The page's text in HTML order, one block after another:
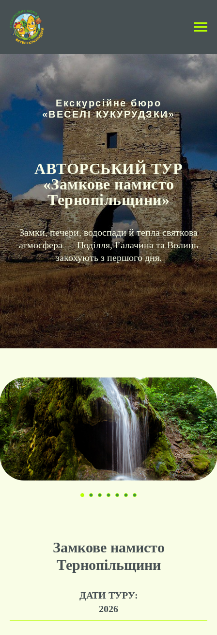
Екскурсійне бюро
«ВЕСЕЛІ КУКУРУДЗКИ»
АВТОРСЬКИЙ ТУР
«Замкове намисто
Тернопільщини»
Замки, печери, водоспади й тепла святкова
атмосфера — Поділля, Галачина та Волинь
закохують з першого дня.
Замкове намисто
Тернопільщини
ДАТИ ТУРУ:
2026